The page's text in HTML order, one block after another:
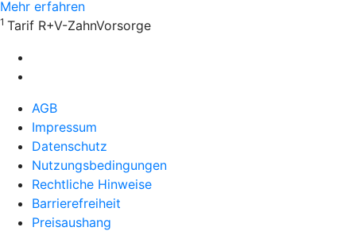
Mehr erfahren
1 Tarif R+V-ZahnVorsorge
AGB
Impressum
Datenschutz
Nutzungsbedingungen
Rechtliche Hinweise
Barrierefreiheit
Preisaushang